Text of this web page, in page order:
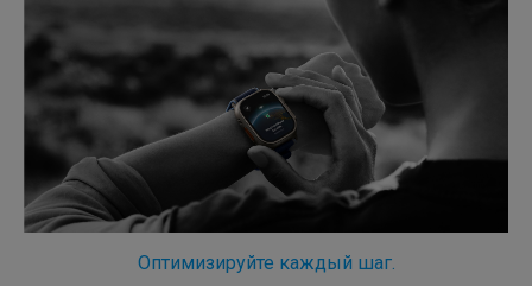
Оптимизируйте каждый шаг.